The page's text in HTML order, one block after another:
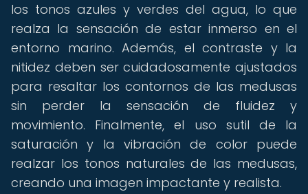
los tonos azules y verdes del agua, lo que
realza la sensación de estar inmerso en el
entorno marino. Además, el contraste y la
nitidez deben ser cuidadosamente ajustados
para resaltar los contornos de las medusas
sin perder la sensación de fluidez y
movimiento. Finalmente, el uso sutil de la
saturación y la vibración de color puede
realzar los tonos naturales de las medusas,
creando una imagen impactante y realista.